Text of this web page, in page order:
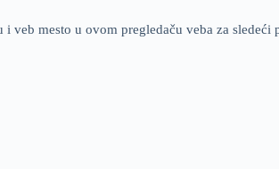
i veb mesto u ovom pregledaču veba za sledeći